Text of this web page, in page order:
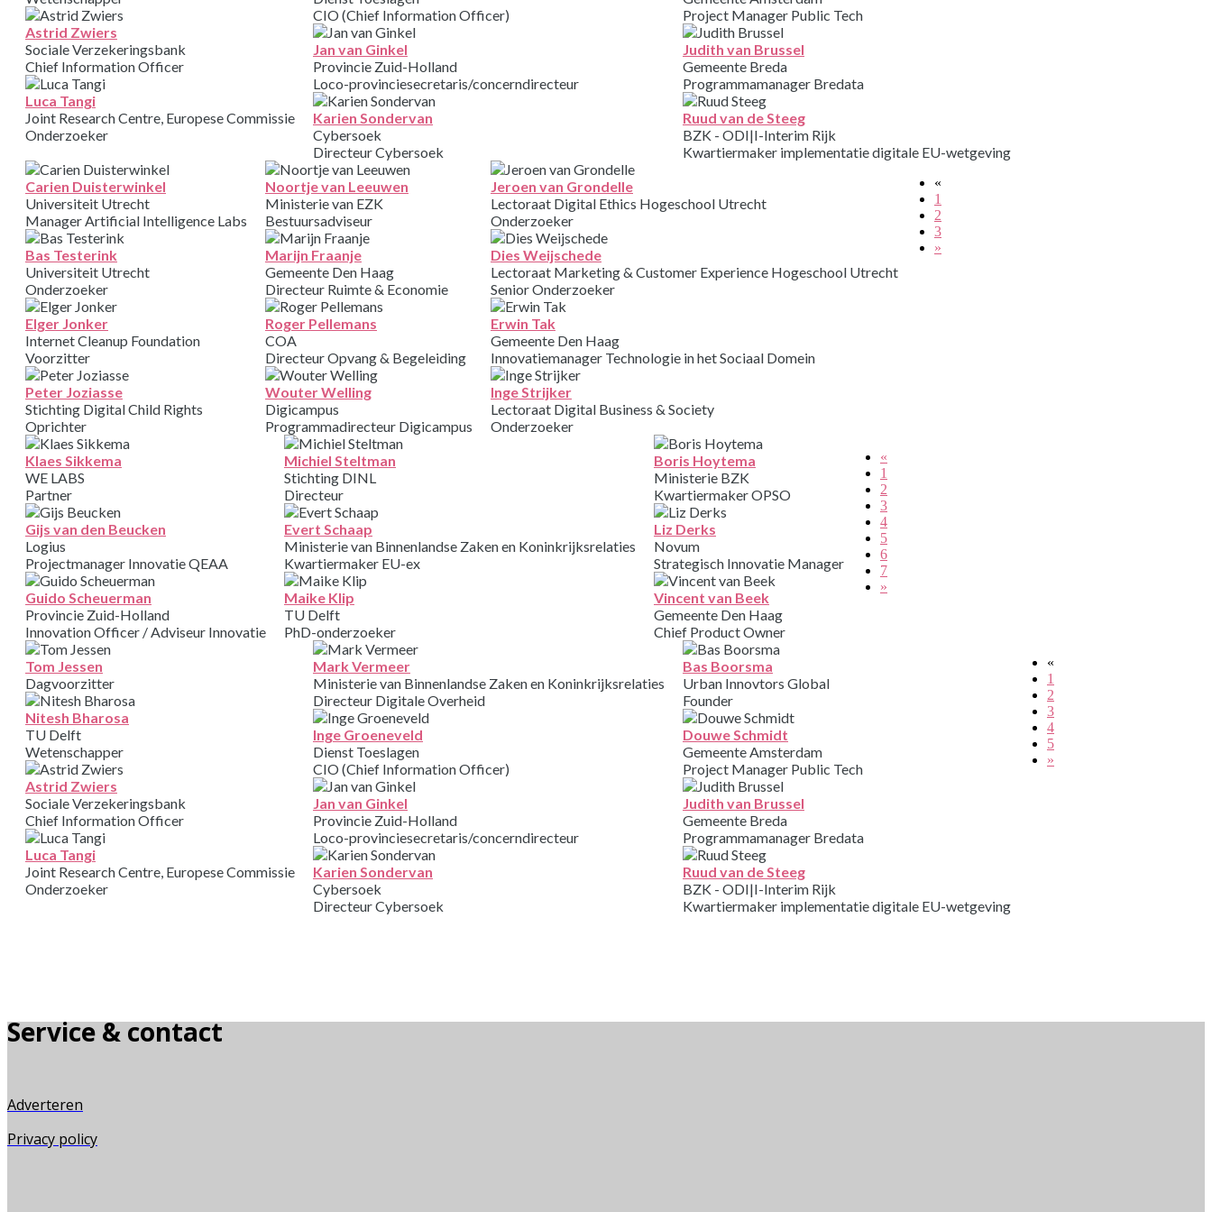
Astrid Zwiers
Sociale Verzekeringsbank
Chief Information Officer
Luca Tangi
Joint Research Centre, Europese Commissie
Onderzoeker
CIO (Chief Information Officer)
Jan van Ginkel
Provincie Zuid-Holland
Loco-provinciesecretaris/concerndirecteur
Karien Sondervan
Cybersoek
Directeur Cybersoek
Project Manager Public Tech
Judith van Brussel
Gemeente Breda
Programmamanager Bredata
Ruud van de Steeg
BZK - ODI|I-Interim Rijk
Kwartiermaker implementatie digitale EU-wetgeving
Carien Duisterwinkel
Universiteit Utrecht
Manager Artificial Intelligence Labs
Bas Testerink
Universiteit Utrecht
Onderzoeker
Elger Jonker
Internet Cleanup Foundation
Voorzitter
Peter Joziasse
Stichting Digital Child Rights
Oprichter
Noortje van Leeuwen
Ministerie van EZK
Bestuursadviseur
Marijn Fraanje
Gemeente Den Haag
Directeur Ruimte & Economie
Roger Pellemans
COA
Directeur Opvang & Begeleiding
Wouter Welling
Digicampus
Programmadirecteur Digicampus
Jeroen van Grondelle
Lectoraat Digital Ethics Hogeschool Utrecht
Onderzoeker
Dies Weijschede
Lectoraat Marketing & Customer Experience Hogeschool Utrecht
Senior Onderzoeker
Erwin Tak
Gemeente Den Haag
Innovatiemanager Technologie in het Sociaal Domein
Inge Strijker
Lectoraat Digital Business & Society
Onderzoeker
«
1
2
3
»
Klaes Sikkema
WE LABS
Partner
Gijs van den Beucken
Logius
Projectmanager Innovatie QEAA
Guido Scheuerman
Provincie Zuid-Holland
Innovation Officer / Adviseur Innovatie
Michiel Steltman
Stichting DINL
Directeur
Evert Schaap
Ministerie van Binnenlandse Zaken en Koninkrijksrelaties
Kwartiermaker EU-ex
Maike Klip
TU Delft
PhD-onderzoeker
Boris Hoytema
Ministerie BZK
Kwartiermaker OPSO
Liz Derks
Novum
Strategisch Innovatie Manager
Vincent van Beek
Gemeente Den Haag
Chief Product Owner
«
1
2
3
4
5
6
7
»
Tom Jessen
Dagvoorzitter
Nitesh Bharosa
TU Delft
Wetenschapper
Astrid Zwiers
Sociale Verzekeringsbank
Chief Information Officer
Luca Tangi
Joint Research Centre, Europese Commissie
Onderzoeker
Mark Vermeer
Ministerie van Binnenlandse Zaken en Koninkrijksrelaties
Directeur Digitale Overheid
Inge Groeneveld
Dienst Toeslagen
CIO (Chief Information Officer)
Jan van Ginkel
Provincie Zuid-Holland
Loco-provinciesecretaris/concerndirecteur
Karien Sondervan
Cybersoek
Directeur Cybersoek
Bas Boorsma
Urban Innovtors Global
Founder
Douwe Schmidt
Gemeente Amsterdam
Project Manager Public Tech
Judith van Brussel
Gemeente Breda
Programmamanager Bredata
Ruud van de Steeg
BZK - ODI|I-Interim Rijk
Kwartiermaker implementatie digitale EU-wetgeving
«
1
2
3
4
5
»
Service & contact
Adverteren
Privacy policy